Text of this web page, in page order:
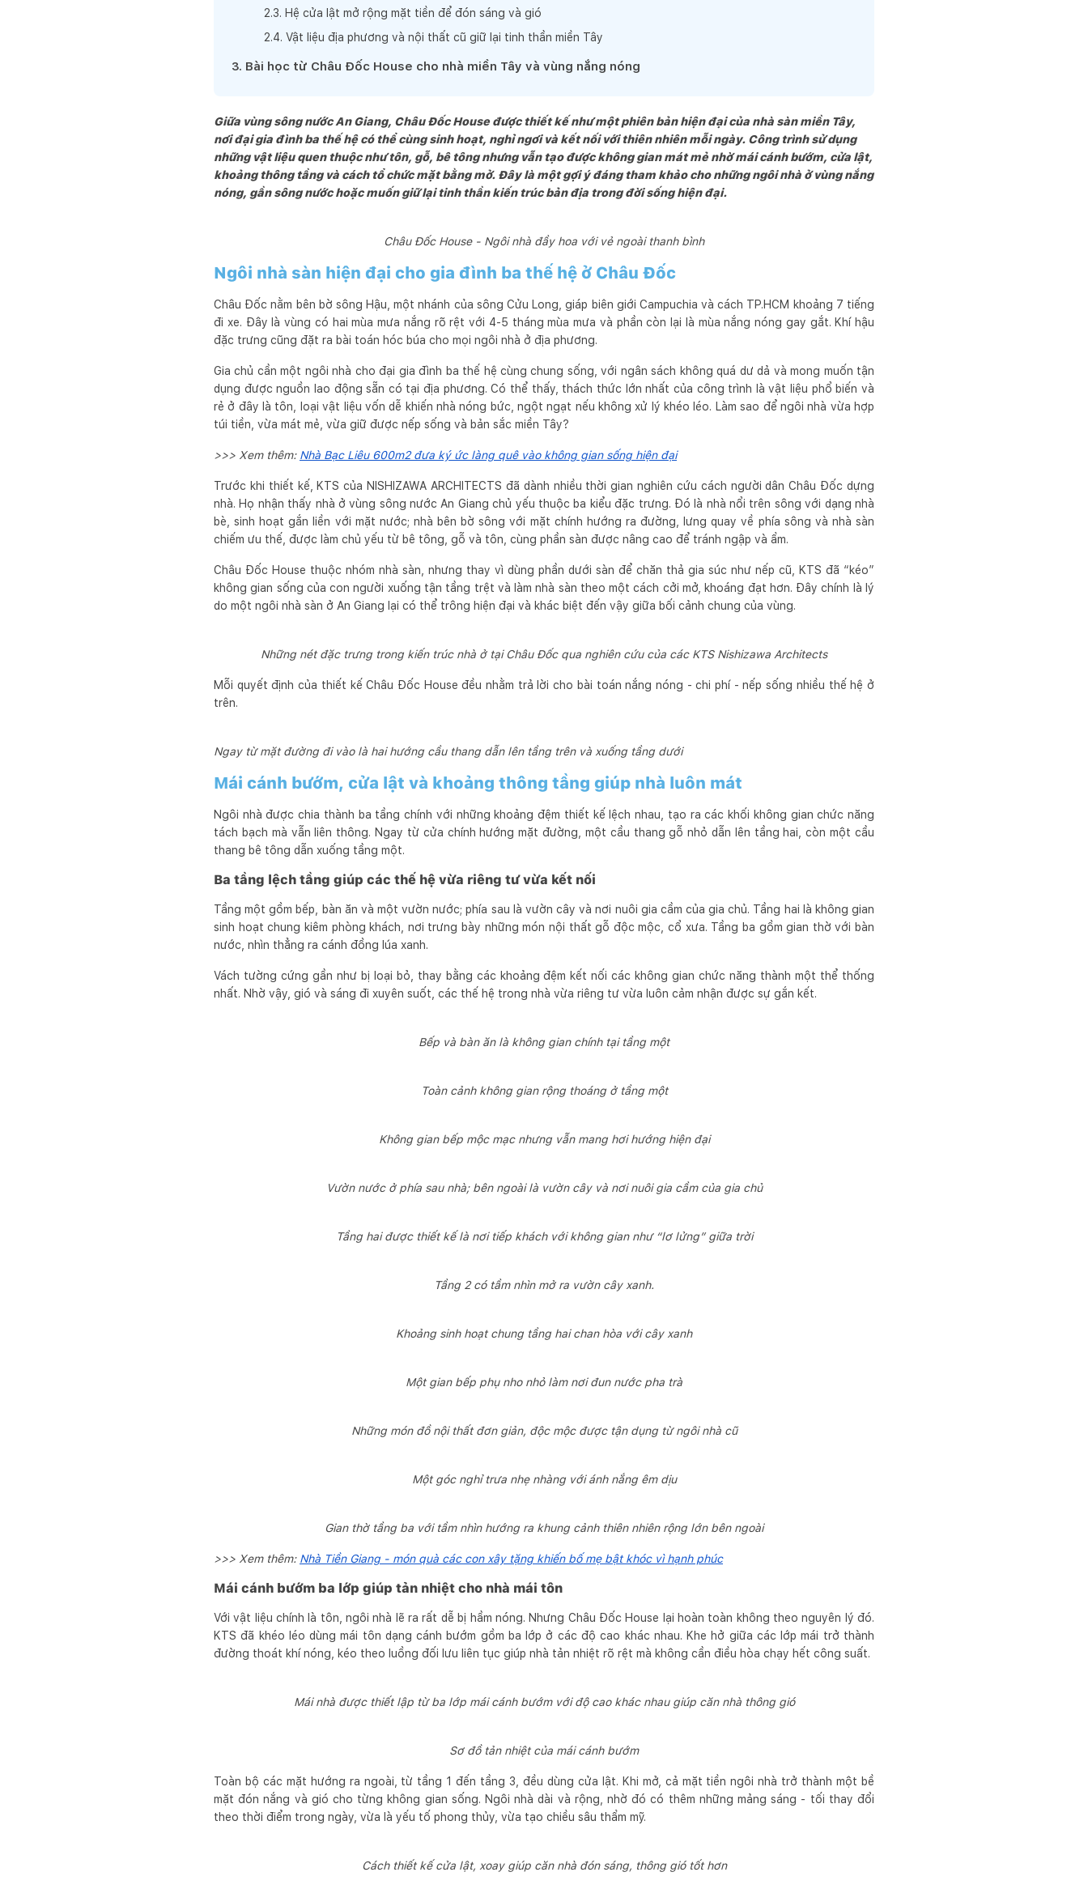
2.3. Hệ cửa lật mở rộng mặt tiền để đón sáng và gió
2.4. Vật liệu địa phương và nội thất cũ giữ lại tinh thần miền Tây
3. Bài học từ Châu Đốc House cho nhà miền Tây và vùng nắng nóng
Giữa vùng sông nước An Giang, Châu Đốc House được thiết kế như một phiên bản hiện đại của nhà sàn miền Tây,
nơi đại gia đình ba thế hệ có thể cùng sinh hoạt, nghỉ ngơi và kết nối với thiên nhiên mỗi ngày. Công trình sử dụng
những vật liệu quen thuộc như tôn, gỗ, bê tông nhưng vẫn tạo được không gian mát mẻ nhờ mái cánh bướm, cửa lật,
khoảng thông tầng và cách tổ chức mặt bằng mở. Đây là một gợi ý đáng tham khảo cho những ngôi nhà ở vùng nắng
nóng, gần sông nước hoặc muốn giữ lại tinh thần kiến trúc bản địa trong đời sống hiện đại.
Châu Đốc House - Ngôi nhà đầy hoa với vẻ ngoài thanh bình
Ngôi nhà sàn hiện đại cho gia đình ba thế hệ ở Châu Đốc
Châu Đốc nằm bên bờ sông Hậu, một nhánh của sông Cửu Long, giáp biên giới Campuchia và cách TP.HCM khoảng 7 tiếng
đi xe. Đây là vùng có hai mùa mưa nắng rõ rệt với 4-5 tháng mùa mưa và phần còn lại là mùa nắng nóng gay gắt. Khí hậu
đặc trưng cũng đặt ra bài toán hóc búa cho mọi ngôi nhà ở địa phương.
Gia chủ cần một ngôi nhà cho đại gia đình ba thế hệ cùng chung sống, với ngân sách không quá dư dả và mong muốn tận
dụng được nguồn lao động sẵn có tại địa phương. Có thể thấy, thách thức lớn nhất của công trình là vật liệu phổ biến và
rẻ ở đây là tôn, loại vật liệu vốn dễ khiến nhà nóng bức, ngột ngạt nếu không xử lý khéo léo. Làm sao để ngôi nhà vừa hợp
túi tiền, vừa mát mẻ, vừa giữ được nếp sống và bản sắc miền Tây?
>>> Xem thêm: Nhà Bạc Liêu 600m2 đưa ký ức làng quê vào không gian sống hiện đại
Trước khi thiết kế, KTS của NISHIZAWA ARCHITECTS đã dành nhiều thời gian nghiên cứu cách người dân Châu Đốc dựng
nhà. Họ nhận thấy nhà ở vùng sông nước An Giang chủ yếu thuộc ba kiểu đặc trưng. Đó là nhà nổi trên sông với dạng nhà
bè, sinh hoạt gắn liền với mặt nước; nhà bên bờ sông với mặt chính hướng ra đường, lưng quay về phía sông và nhà sàn
chiếm ưu thế, được làm chủ yếu từ bê tông, gỗ và tôn, cùng phần sàn được nâng cao để tránh ngập và ẩm.
Châu Đốc House thuộc nhóm nhà sàn, nhưng thay vì dùng phần dưới sàn để chăn thả gia súc như nếp cũ, KTS đã “kéo”
không gian sống của con người xuống tận tầng trệt và làm nhà sàn theo một cách cởi mở, khoáng đạt hơn. Đây chính là lý
do một ngôi nhà sàn ở An Giang lại có thể trông hiện đại và khác biệt đến vậy giữa bối cảnh chung của vùng.
Những nét đặc trưng trong kiến trúc nhà ở tại Châu Đốc qua nghiên cứu của các KTS Nishizawa Architects
Mỗi quyết định của thiết kế Châu Đốc House đều nhằm trả lời cho bài toán nắng nóng - chi phí - nếp sống nhiều thế hệ ở
trên.
Ngay từ mặt đường đi vào là hai hướng cầu thang dẫn lên tầng trên và xuống tầng dưới
Mái cánh bướm, cửa lật và khoảng thông tầng giúp nhà luôn mát
Ngôi nhà được chia thành ba tầng chính với những khoảng đệm thiết kế lệch nhau, tạo ra các khối không gian chức năng
tách bạch mà vẫn liên thông. Ngay từ cửa chính hướng mặt đường, một cầu thang gỗ nhỏ dẫn lên tầng hai, còn một cầu
thang bê tông dẫn xuống tầng một.
Ba tầng lệch tầng giúp các thế hệ vừa riêng tư vừa kết nối
Tầng một gồm bếp, bàn ăn và một vườn nước; phía sau là vườn cây và nơi nuôi gia cầm của gia chủ. Tầng hai là không gian
sinh hoạt chung kiêm phòng khách, nơi trưng bày những món nội thất gỗ độc mộc, cổ xưa. Tầng ba gồm gian thờ với bàn
nước, nhìn thẳng ra cánh đồng lúa xanh.
Vách tường cứng gần như bị loại bỏ, thay bằng các khoảng đệm kết nối các không gian chức năng thành một thể thống
nhất. Nhờ vậy, gió và sáng đi xuyên suốt, các thế hệ trong nhà vừa riêng tư vừa luôn cảm nhận được sự gắn kết.
Bếp và bàn ăn là không gian chính tại tầng một
Toàn cảnh không gian rộng thoáng ở tầng một
Không gian bếp mộc mạc nhưng vẫn mang hơi hướng hiện đại
Vườn nước ở phía sau nhà; bên ngoài là vườn cây và nơi nuôi gia cầm của gia chủ
Tầng hai được thiết kế là nơi tiếp khách với không gian như “lơ lửng” giữa trời
Tầng 2 có tầm nhìn mở ra vườn cây xanh.
Khoảng sinh hoạt chung tầng hai chan hòa với cây xanh
Một gian bếp phụ nho nhỏ làm nơi đun nước pha trà
Những món đồ nội thất đơn giản, độc mộc được tận dụng từ ngôi nhà cũ
Một góc nghỉ trưa nhẹ nhàng với ánh nắng êm dịu
Gian thờ tầng ba với tầm nhìn hướng ra khung cảnh thiên nhiên rộng lớn bên ngoài
>>> Xem thêm: Nhà Tiền Giang - món quà các con xây tặng khiến bố mẹ bật khóc vì hạnh phúc
Mái cánh bướm ba lớp giúp tản nhiệt cho nhà mái tôn
Với vật liệu chính là tôn, ngôi nhà lẽ ra rất dễ bị hầm nóng. Nhưng Châu Đốc House lại hoàn toàn không theo nguyên lý đó.
KTS đã khéo léo dùng mái tôn dạng cánh bướm gồm ba lớp ở các độ cao khác nhau. Khe hở giữa các lớp mái trở thành
đường thoát khí nóng, kéo theo luồng đối lưu liên tục giúp nhà tản nhiệt rõ rệt mà không cần điều hòa chạy hết công suất.
Mái nhà được thiết lập từ ba lớp mái cánh bướm với độ cao khác nhau giúp căn nhà thông gió
Sơ đồ tản nhiệt của mái cánh bướm
Toàn bộ các mặt hướng ra ngoài, từ tầng 1 đến tầng 3, đều dùng cửa lật. Khi mở, cả mặt tiền ngôi nhà trở thành một bề
mặt đón nắng và gió cho từng không gian sống. Ngôi nhà dài và rộng, nhờ đó có thêm những mảng sáng - tối thay đổi
theo thời điểm trong ngày, vừa là yếu tố phong thủy, vừa tạo chiều sâu thẩm mỹ.
Cách thiết kế cửa lật, xoay giúp căn nhà đón sáng, thông gió tốt hơn